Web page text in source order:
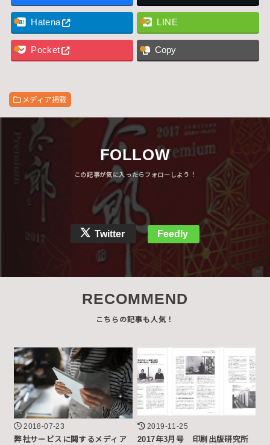
Hatena LINE
Pocket Copy
メディア掲載
FOLLOW
Twitter Feedly
RECOMMEND
2018-07-23
弊社サービスに関するメディア
2019-11-25
2017年3月号 印刷出版研究所